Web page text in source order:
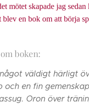
mötet skapade jag
blev en bok om att börja
boken:
väldigt härligt
och en fin
Oron över